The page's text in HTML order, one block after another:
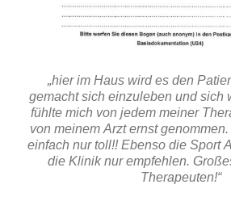
„hier im Haus wird es den
gemacht sich einzuleben und sich
fühlte mich von jedem meiner
von meinem Arzt ernst
einfach nur toll!! Ebenso die Sport
die Klinik nur empfehlen.
Therapeuten!“